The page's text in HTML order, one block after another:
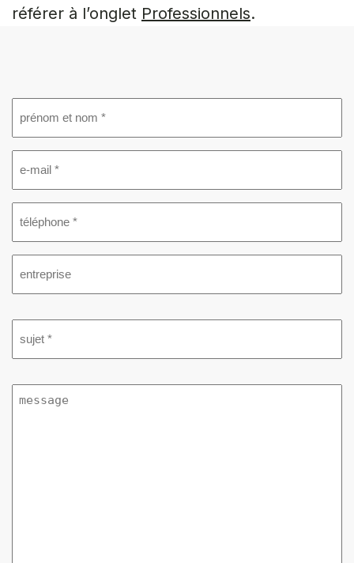
référer à l’onglet Professionnels.
prénom
&
mail
téléphone
entreprise
sujet
message